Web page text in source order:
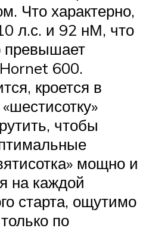
Что характерно,
л.с. и 92 нМ, что
превышает
600.
кроется в
чтобы
мощно и
на каждой
старта, ощутимо
по